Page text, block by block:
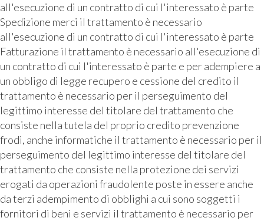
all'esecuzione di un contratto di cui l'interessato è parte
Spedizione merci il trattamento è necessario
all'esecuzione di un contratto di cui l'interessato è parte
Fatturazione il trattamento è necessario all'esecuzione di
un contratto di cui l'interessato è parte e per adempiere a
un obbligo di legge recupero e cessione del credito il
trattamento è necessario per il perseguimento del
legittimo interesse del titolare del trattamento che
consiste nella tutela del proprio credito prevenzione
frodi, anche informatiche il trattamento è necessario per il
perseguimento del legittimo interesse del titolare del
trattamento che consiste nella protezione dei servizi
erogati da operazioni fraudolente poste in essere anche
da terzi adempimento di obblighi a cui sono soggetti i
fornitori di beni e servizi il trattamento è necessario per